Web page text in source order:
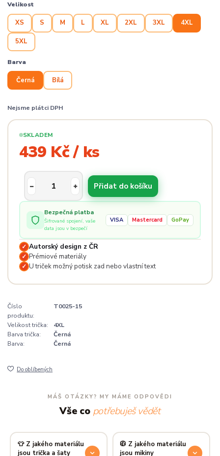
Velikost
XS S M L XL 2XL 3XL 4XL
5XL
Barva
Černá Bílá
Nejsme plátci DPH
SKLADEM
439 Kč / ks
Přidat do košíku
Bezpečná platba
Šifrované spojení, vaše
data jsou v bezpečí
VISA Mastercard GoPay
✓ Autorský design z ČR
✓ Prémiové materiály
✓ U triček možný potisk zad nebo vlastní text
Číslo
produktu:
T0025-15
Velikost trička:
4XL
Barva trička:
Černá
Barva:
Černá
Do oblíbených
MÁŠ OTÁZKY? MY MÁME ODPOVĚDI
Vše co potřebuješ vědět
👕 Z jakého materiálu
jsou trička a šaty
🧥 Z jakého materiálu
jsou mikiny